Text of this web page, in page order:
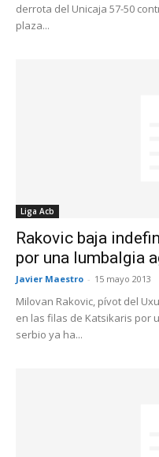
derrota del Unicaja 57-50
plaza...
Liga Acb
Rakovic baja
por una lumbalgia
Javier Maestro - 15 mayo 2013
Milovan Rakovic, pívot del
en las filas de Katsikaris por
serbio ya ha...